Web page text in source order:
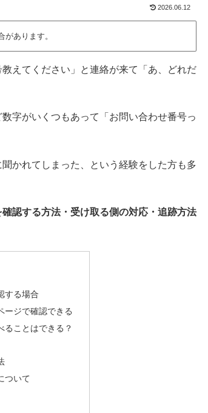
2026.06.12
あります。
えてください」と連絡が来て「あ、どれだ
字がいくつもあって「お問い合わせ番号っ
かれてしまった、という経験をした方も多
認する方法・受け取る側の対応・追跡方法
する場合
ージで確認できる
ることはできる？
ついて